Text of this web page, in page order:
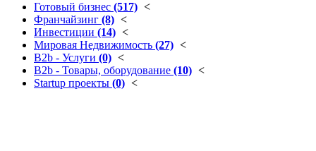
Готовый бизнес (517) <
Франчайзинг (8) <
Инвестиции (14) <
Мировая Недвижимость (27) <
B2b - Услуги (0) <
B2b - Товары, оборудование (10) <
Startup проекты (0) <